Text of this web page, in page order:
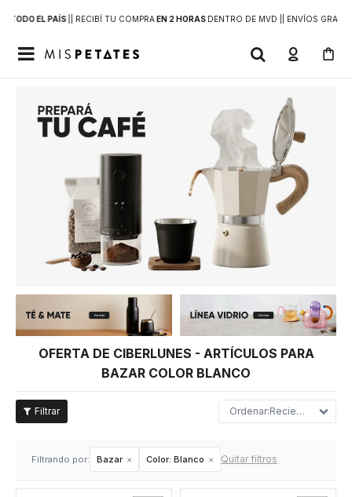
TODO EL PAÍS | RECIBÍ TU COMPRAEN 2 HORAS DENTRO DE MVD | | ENVÍOS GRATIS

OFERTA DE CIBERLUNES - ARTÍCULOS PARA
BAZAR COLOR BLANCO
Recientes
Filtrando por: Bazar Color: Blanco Quitar filtros